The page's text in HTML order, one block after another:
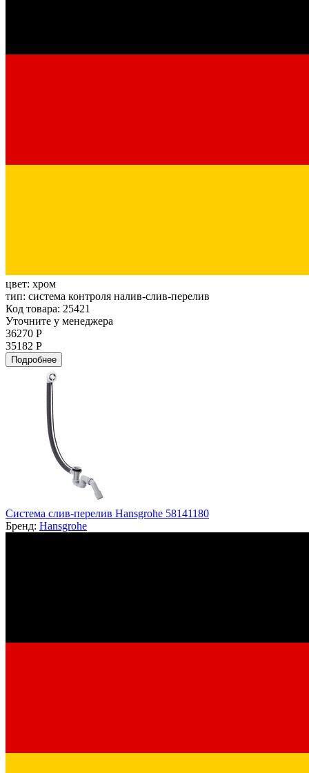
цвет: хром
тип: система контроля налив-слив-перелив
Код товара: 25421
Уточните у менеджера
36270 Р
35182 Р
Подробнее
Система слив-перелив Hansgrohe 58141180
Бренд: Hansgrohe